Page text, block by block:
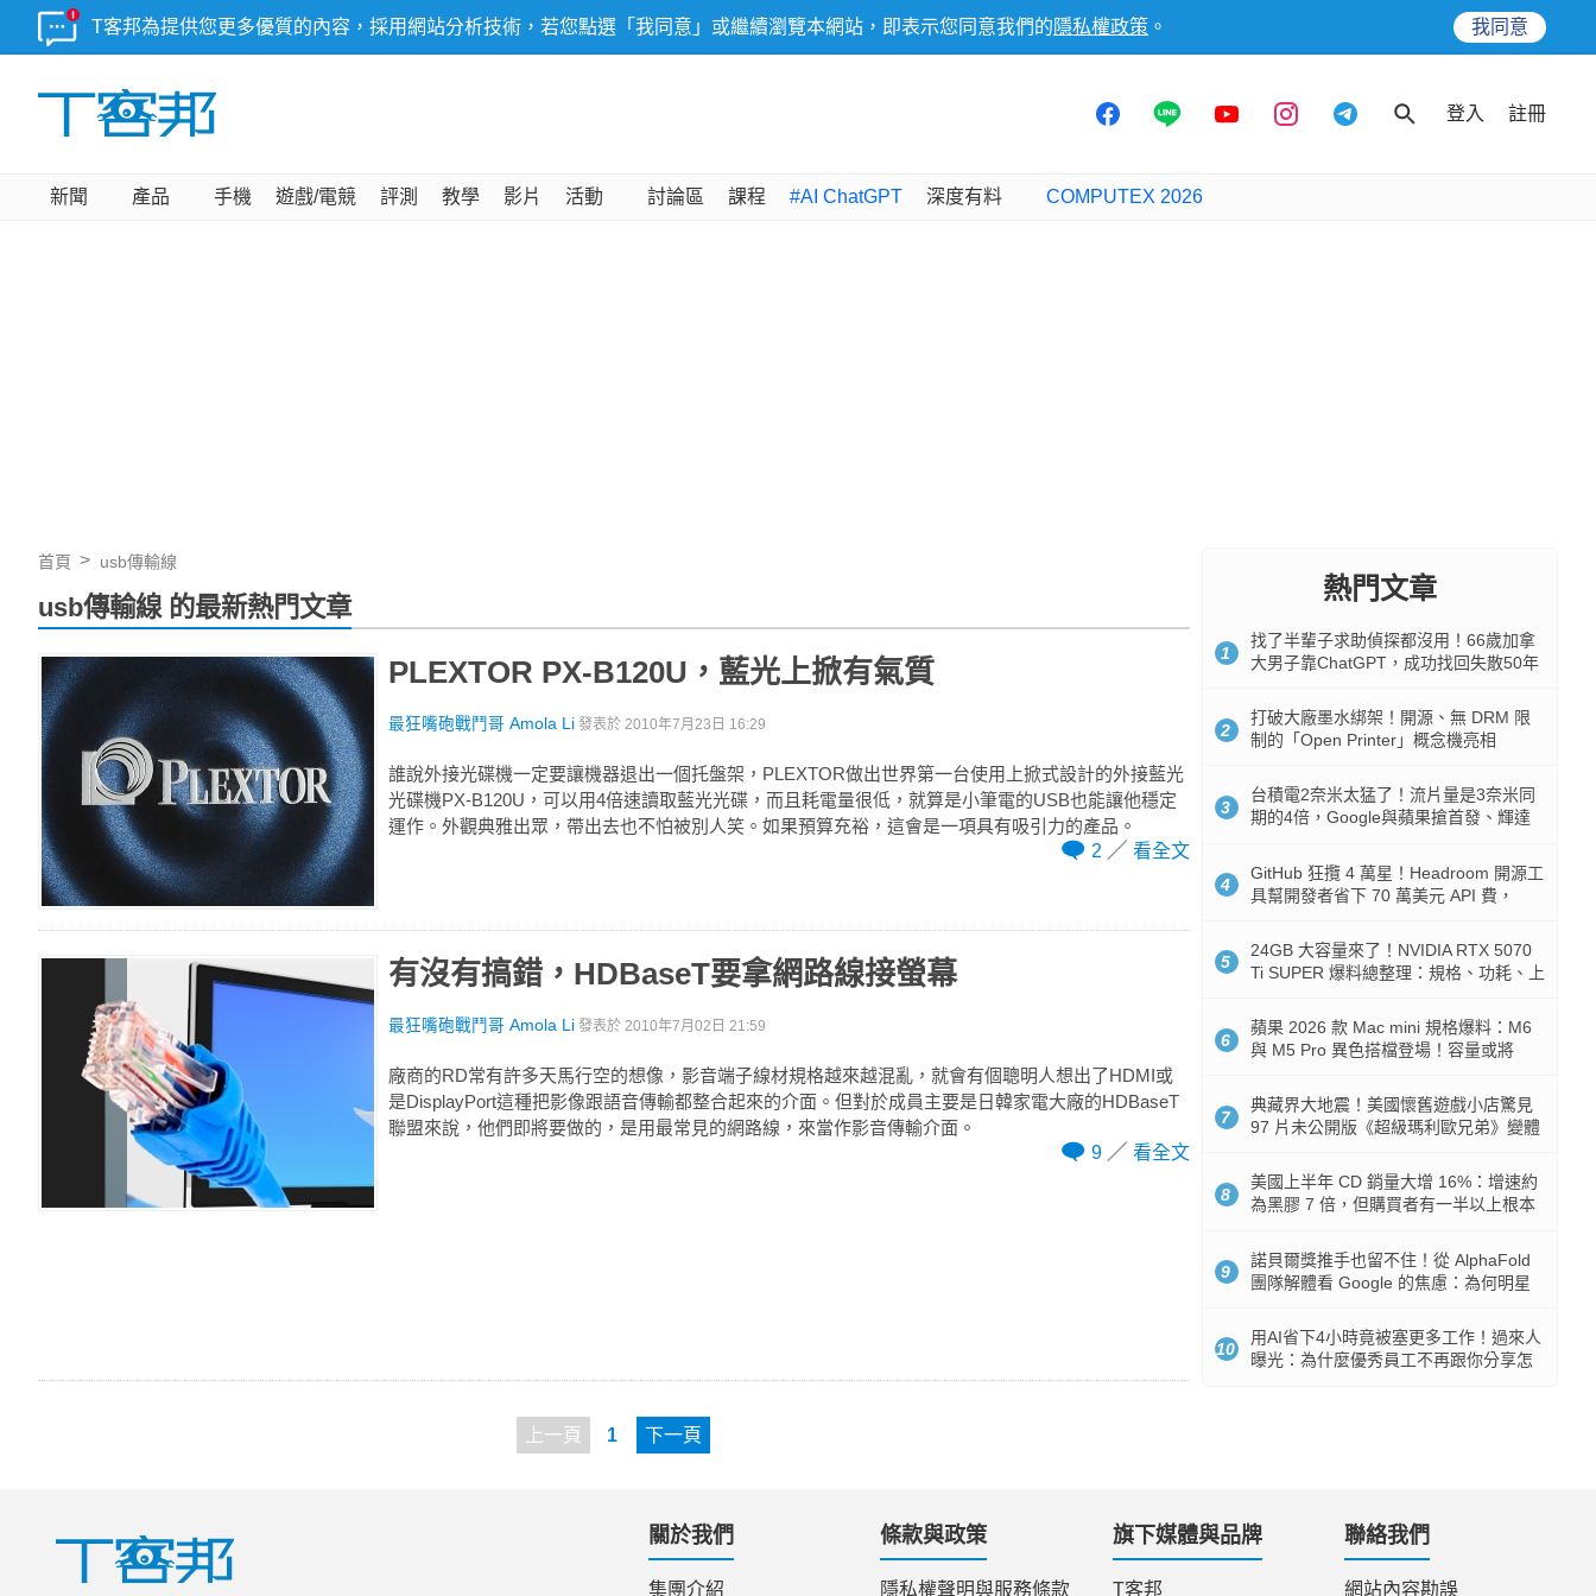
T客邦為提供您更多優質的內容，採用網站分析技術，若您點選「我同意」或繼續瀏覽本網站，即表示您同意我們的 隱私權政策 。 我同意
登入 註冊
新聞 產品 手機 遊戲/電競 評測 教學 影片 活動 討論區 課程 #AI ChatGPT 深度有料 COMPUTEX 2026
首頁 usb傳輸線
usb傳輸線 的最新熱門文章
PLEXTOR PX-B120U，藍光上掀有氣質
最狂嘴砲戰鬥哥 Amola Li 發表於 2010年7月23日 16:29
誰說外接光碟機一定要讓機器退出一個托盤架，PLEXTOR做出世界第一台使用上掀式設計的外接藍光
光碟機PX-B120U，可以用4倍速讀取藍光光碟，而且耗電量很低，就算是小筆電的USB也能讓他穩定
運作。外觀典雅出眾，帶出去也不怕被別人笑。如果預算充裕，這會是一項具有吸引力的產品。
2
看全文
有沒有搞錯，HDBaseT要拿網路線接螢幕
最狂嘴砲戰鬥哥 Amola Li 發表於 2010年7月02日 21:59
廠商的RD常有許多天馬行空的想像，影音端子線材規格越來越混亂，就會有個聰明人想出了HDMI或
是DisplayPort這種把影像跟語音傳輸都整合起來的介面。但對於成員主要是日韓家電大廠的HDBaseT
聯盟來說，他們即將要做的，是用最常見的網路線，來當作影音傳輸介面。
9
看全文
上一頁 1 下一頁
熱門文章
1
找了半輩子求助偵探都沒用！66歲加拿
大男子靠ChatGPT，成功找回失散50年
2
打破大廠墨水綁架！開源、無 DRM 限
制的「Open Printer」概念機亮相
3
台積電2奈米太猛了！流片量是3奈米同
期的4倍，Google與蘋果搶首發、輝達
4
GitHub 狂攬 4 萬星！Headroom 開源工
具幫開發者省下 70 萬美元 API 費，
5
24GB 大容量來了！NVIDIA RTX 5070
Ti SUPER 爆料總整理：規格、功耗、上
6
蘋果 2026 款 Mac mini 規格爆料：M6
與 M5 Pro 異色搭檔登場！容量或將
7
典藏界大地震！美國懷舊遊戲小店驚見
97 片未公開版《超級瑪利歐兄弟》變體
8
美國上半年 CD 銷量大增 16%：增速約
為黑膠 7 倍，但購買者有一半以上根本
9
諾貝爾獎推手也留不住！從 AlphaFold
團隊解體看 Google 的焦慮：為何明星
10
用AI省下4小時竟被塞更多工作！過來人
曝光：為什麼優秀員工不再跟你分享怎
關於我們
集團介紹
條款與政策
隱私權聲明與服務條款
旗下媒體與品牌
T客邦
聯絡我們
網站內容勘誤